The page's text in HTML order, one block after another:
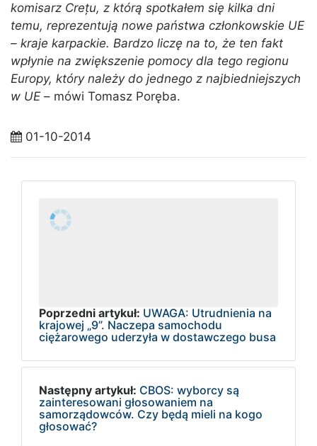
komisarz Crețu, z którą spotkałem się kilka dni
temu, reprezentują nowe państwa członkowskie UE
– kraje karpackie. Bardzo liczę na to, że ten fakt
wpłynie na zwiększenie pomocy dla tego regionu
Europy, który należy do jednego z najbiedniejszych
w UE – mówi Tomasz Poręba.
01-10-2014
Poprzedni artykuł: UWAGA: Utrudnienia na
krajowej „9”. Naczepa samochodu
ciężarowego uderzyła w dostawczego busa
Następny artykuł: CBOS: wyborcy są
zainteresowani głosowaniem na
samorządowców. Czy będą mieli na kogo
głosować?